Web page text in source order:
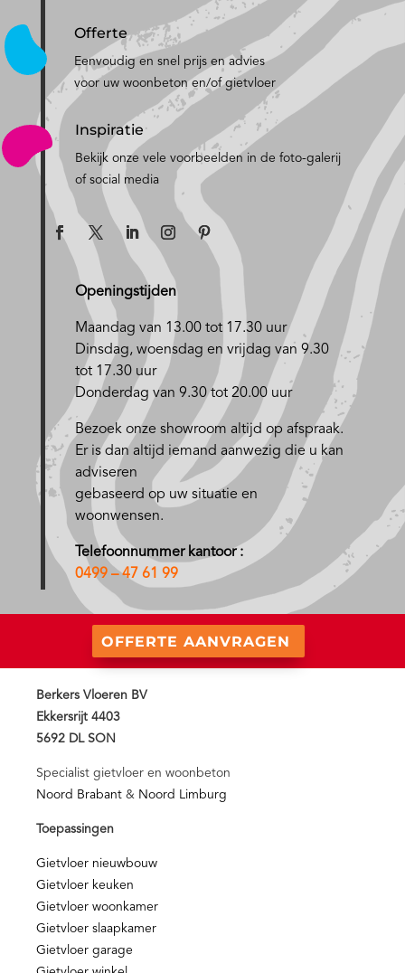
Offerte
Eenvoudig en snel prijs en advies
voor uw woonbeton en/of gietvloer
Inspiratie
Bekijk onze vele voorbeelden in de foto-galerij
of social media
Openingstijden
Maandag van 13.00 tot 17.30 uur
Dinsdag, woensdag en vrijdag van 9.30
tot 17.30 uur
Donderdag van 9.30 tot 20.00 uur
Bezoek onze showroom altijd op afspraak.
Er is dan altijd iemand aanwezig die u kan
adviseren
gebaseerd op uw situatie en
woonwensen.
Telefoonnummer kantoor :
0499 – 47 61 99
OFFERTE AANVRAGEN
Berkers Vloeren BV
Ekkersrijt 4403
5692 DL SON
Specialist gietvloer en woonbeton
Noord Brabant & Noord Limburg
Toepassingen
Gietvloer nieuwbouw
Gietvloer keuken
Gietvloer woonkamer
Gietvloer slaapkamer
Gietvloer garage